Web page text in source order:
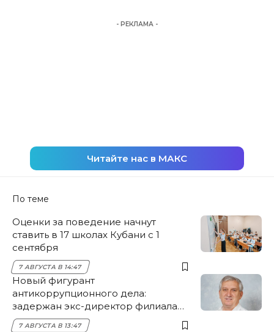
- РЕКЛАМА -
Читайте нас в МАКС
По теме
Оценки за поведение начнут
ставить в 17 школах Кубани с 1
сентября
7 АВГУСТА В 14:47
Новый фигурант
антикоррупционного дела:
задержан экс-директор филиала
НЭСК Крымска
7 АВГУСТА В 13:47